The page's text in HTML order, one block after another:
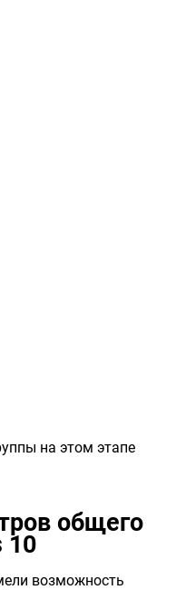
на этом этапе
общего
10
возможность